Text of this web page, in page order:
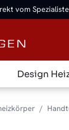
vom
Design